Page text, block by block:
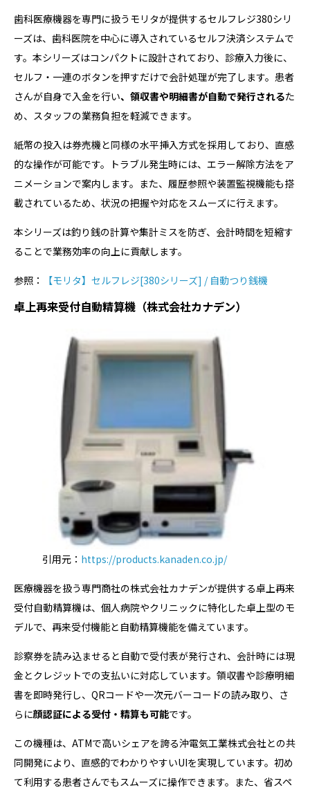
歯科医療機器を専門に扱うモリタが提供するセルフレジ380シリ
ーズは、歯科医院を中心に導入されているセルフ決済システムで
す。本シリーズはコンパクトに設計されており、診療入力後に、
セルフ・一連のボタンを押すだけで会計処理が完了します。患者
さんが自身で入金を行い、領収書や明細書が自動で発行されるた
め、スタッフの業務負担を軽減できます。
紙幣の投入は券売機と同様の水平挿入方式を採用しており、直感
的な操作が可能です。トラブル発生時には、エラー解除方法をア
ニメーションで案内します。また、履歴参照や装置監視機能も搭
載されているため、状況の把握や対応をスムーズに行えます。
本シリーズは釣り銭の計算や集計ミスを防ぎ、会計時間を短縮す
ることで業務効率の向上に貢献します。
参照： 【モリタ】セルフレジ[380シリーズ] / 自動つり銭機
卓上再来受付自動精算機（株式会社カナデン）
引用元： https://products.kanaden.co.jp/
医療機器を扱う専門商社の株式会社カナデンが提供する卓上再来
受付自動精算機は、個人病院やクリニックに特化した卓上型のモ
デルで、再来受付機能と自動精算機能を備えています。
診察券を読み込ませると自動で受付表が発行され、会計時には現
金とクレジットでの支払いに対応しています。領収書や診療明細
書を即時発行し、QRコードや一次元バーコードの読み取り、さ
らに顔認証による受付・精算も可能です。
この機種は、ATMで高いシェアを誇る沖電気工業株式会社との共
同開発により、直感的でわかりやすいUIを実現しています。初め
て利用する患者さんでもスムーズに操作できます。また、省スペ